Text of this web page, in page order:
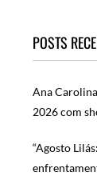
POSTS
Ana
2026 com
“Agosto